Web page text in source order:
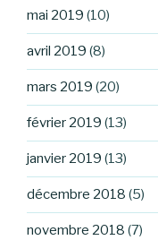
mai 2019 (10)
avril 2019 (8)
mars 2019 (20)
février 2019 (13)
janvier 2019 (13)
décembre 2018 (5)
novembre 2018 (7)